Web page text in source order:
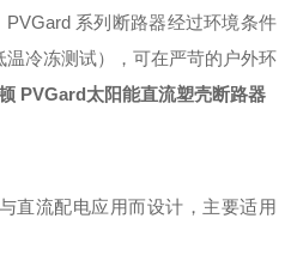
系列断路器经过环境条件
冷冻测试）
，可在严苛的户外环
PVGard太阳能直流塑壳断路器
直流配电应用而设计，主要适用